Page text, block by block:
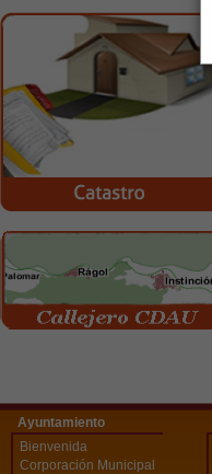
Ayuntamiento
Bienvenida
Corporación Municipal